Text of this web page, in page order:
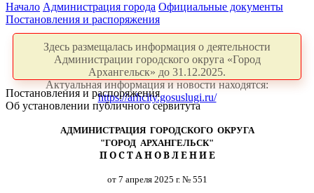
Начало Администрация города Официальные документы
Постановления и распоряжения
Здесь размещалась информация о деятельности
Администрации городского округа «Город
Архангельск» до 31.12.2025.
Актуальная информация и новости находятся:
https://arhcity.gosuslugi.ru/
Постановления и распоряжения
Об установлении публичного сервитута
АДМИНИСТРАЦИЯ ГОРОДСКОГО ОКРУГА
"ГОРОД АРХАНГЕЛЬСК"
П О С Т А Н О В Л Е Н И Е
от 7 апреля 2025 г. № 551